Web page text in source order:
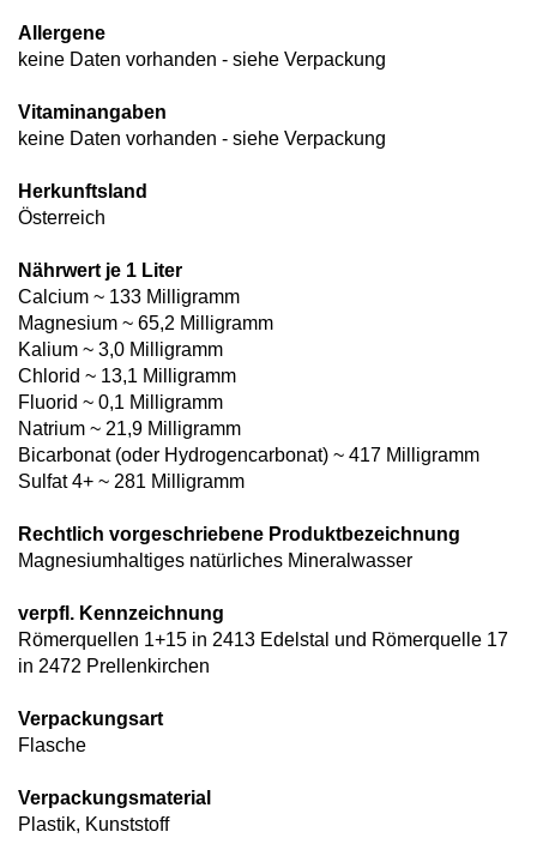
Allergene
keine Daten vorhanden - siehe Verpackung
Vitaminangaben
keine Daten vorhanden - siehe Verpackung
Herkunftsland
Österreich
Nährwert je 1 Liter
Calcium ~ 133 Milligramm
Magnesium ~ 65,2 Milligramm
Kalium ~ 3,0 Milligramm
Chlorid ~ 13,1 Milligramm
Fluorid ~ 0,1 Milligramm
Natrium ~ 21,9 Milligramm
Bicarbonat (oder Hydrogencarbonat) ~ 417 Milligramm
Sulfat 4+ ~ 281 Milligramm
Rechtlich vorgeschriebene Produktbezeichnung
Magnesiumhaltiges natürliches Mineralwasser
verpfl. Kennzeichnung
Römerquellen 1+15 in 2413 Edelstal und Römerquelle 17
in 2472 Prellenkirchen
Verpackungsart
Flasche
Verpackungsmaterial
Plastik, Kunststoff